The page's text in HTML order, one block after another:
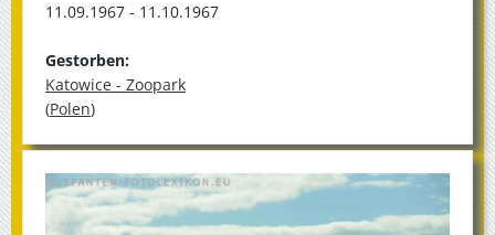
11.09.1967 - 11.10.1967
Gestorben:
Katowice - Zoopark
(Polen)